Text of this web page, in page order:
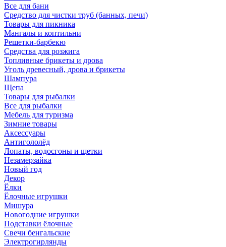
Все для бани
Средство для чистки труб (банных, печи)
Товары для пикника
Мангалы и коптильни
Решетки-барбекю
Средства для розжига
Топливные брикеты и дрова
Уголь древесный, дрова и брикеты
Шампура
Щепа
Товары для рыбалки
Все для рыбалки
Мебель для туризма
Зимние товары
Аксессуары
Антигололёд
Лопаты, водосгоны и щетки
Незамерзайка
Новый год
Декор
Ёлки
Ёлочные игрушки
Мишура
Новогодние игрушки
Подставки ёлочные
Свечи бенгальские
Электрогирлянды